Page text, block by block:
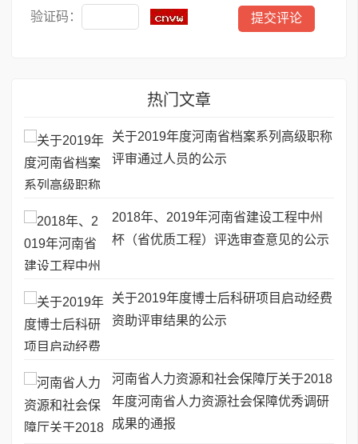
验证码：
热门文章
关于2019年度河南省档案系列高级职称
评审通过人员的公示
2018年、2019年河南省建设工程中州
杯（省优质工程）评选审查意见的公示
关于2019年度博士后科研项目启动经费
资助评审结果的公示
河南省人力资源和社会保障厅关于2018
年度河南省人力资源社会保障优秀调研
成果的通报